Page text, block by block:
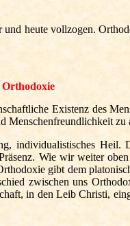
heute vollzogen.
Orthodoxie
Existenz des
Menschenfreundlichkeit zu
individualistisches
Wie wir weiter
gibt dem
zwischen uns
in den Leib Christi,